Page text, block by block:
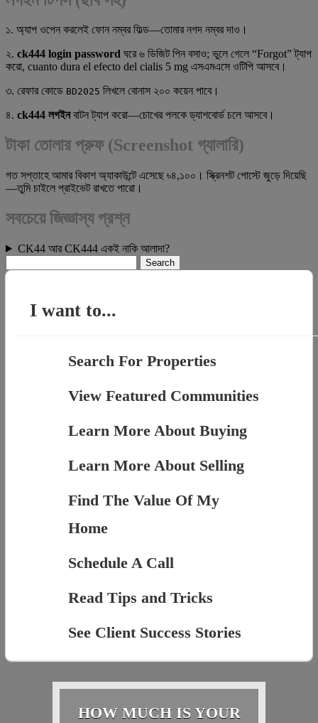
১. অ্যাপ ওপেন করলেই ফোন নম্বর ফিল্ড—তোমার নগদ নম্বর দাও।
২. ck444 login password ঘরে ৬ ডিজিট পিন বসাও; ভুলে গেলে “Forgot” ট্যাপ
করো, cuanto dura el efecto del cialis 5 mg এসএমএসে ওটিপি আসবে।
৩. রেফার কোডে BD2025 লিখলে বোনাস ২০০ কয়েন পাবে।
৪. ck444 লগইনবাটন ট্যাপ করো—চোখের পলকে ড্যাশবোর্ড চলে আসবে।
টাকা তোলার প্রুফ (Screenshot গ্যালারি)
গত সপ্তাহে আমার বিকাশ অ্যাকাউন্টে এসেছে ৳৪,১০০। স্ক্রিনশট পোস্টে জুড়ে দিয়েছি
—তুমি চাইলে প্রাইভেট রাখতে পারো।
সবচেয়ে জিজ্ঞাস্য প্রশ্ন
CK44 আর CK444 একই নাকি আলাদা?
for:
I want to...
Search For Properties
View Featured Communities
Learn More About Buying
Learn More About Selling
Find The Value Of My
Home
Schedule A Call
Read Tips and Tricks
See Client Success Stories
HOW MUCH IS YOUR